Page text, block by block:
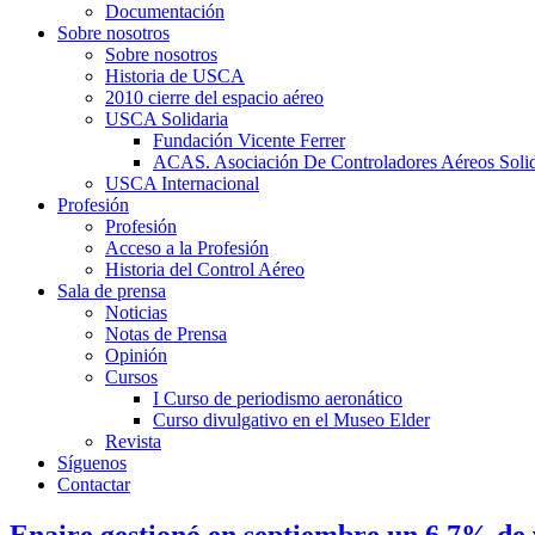
Documentación
Sobre nosotros
Sobre nosotros
Historia de USCA
2010 cierre del espacio aéreo
USCA Solidaria
Fundación Vicente Ferrer
ACAS. Asociación De Controladores Aéreos
USCA Internacional
Profesión
Profesión
Acceso a la Profesión
Historia del Control Aéreo
Sala de prensa
Noticias
Notas de Prensa
Opinión
Cursos
I Curso de periodismo aeronático
Curso divulgativo en el Museo Elder
Revista
Síguenos
Contactar